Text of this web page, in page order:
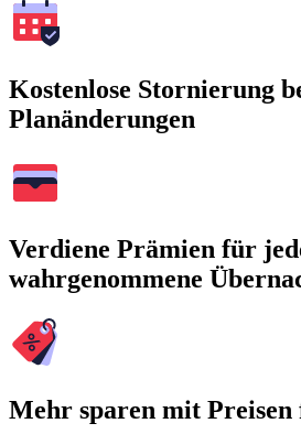
Kostenlose Stornierung
Planänderungen
Verdiene Prämien für
wahrgenommene
Mehr sparen mit